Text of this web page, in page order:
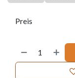
Preis